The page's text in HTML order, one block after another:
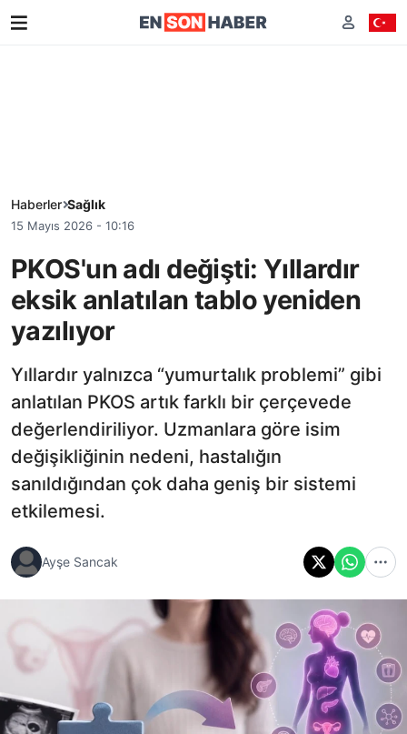
Haberler Sağlık
15 Mayıs 2026 - 10:16
PKOS'un adı değişti: Yıllardır
eksik anlatılan tablo yeniden
yazılıyor
Yıllardır yalnızca “yumurtalık problemi” gibi
anlatılan PKOS artık farklı bir çerçevede
değerlendiriliyor. Uzmanlara göre isim
değişikliğinin nedeni, hastalığın
sanıldığından çok daha geniş bir sistemi
etkilemesi.
Ayşe Sancak